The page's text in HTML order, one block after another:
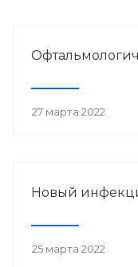
27 марта 2022
Новый
25 марта 2022